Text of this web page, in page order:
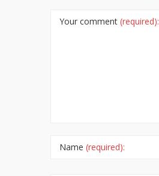
Your comment (required):
Name (required):